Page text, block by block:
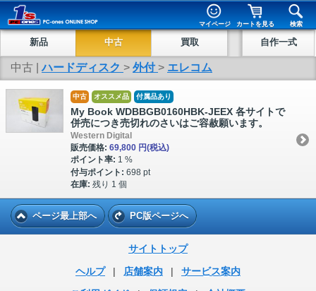
マイページ カートを見る 検索
新品 中古 買取 自作一式
中古 |ハードディスク > 外付 > エレコム
中古 オススメ品 付属品あり
My Book WDBBGB0160HBK-JEEX 各サイトで
併売につき売切れのさいはご容赦願います。
Western Digital
販売価格: 69,800 円(税込)
ポイント率: 1 %
付与ポイント: 698 pt
在庫: 残り 1 個
ページ最上部へ PC版ページへ
サイトトップ
ヘルプ
| 店舗案内 |
サービス案内